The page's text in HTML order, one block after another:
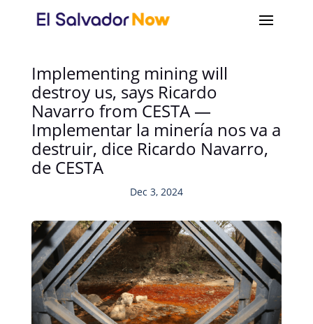
Implementing mining will
destroy us, says Ricardo
Navarro from CESTA —
Implementar la minería nos va a
destruir, dice Ricardo Navarro,
de CESTA
Dec 3, 2024